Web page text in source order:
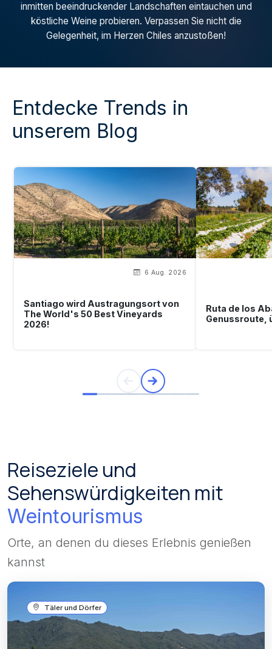
inmitten beeindruckender Landschaften eintauchen und
köstliche Weine probieren. Verpassen Sie nicht die
Gelegenheit, im Herzen Chiles anzustoßen!
Entdecke Trends in
unserem Blog
6 Aug. 2026
Santiago wird Austragungsort von
The World's 50 Best Vineyards
2026!
Ruta de los
Genussroute,
Reiseziele und
Sehenswürdigkeiten mit
Weintourismus
Orte, an denen du dieses Erlebnis genießen
kannst
Täler und Dörfer